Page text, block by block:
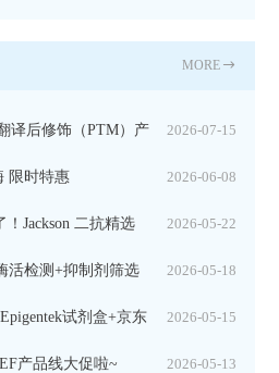
MORE
2026-07-15
译后修饰（PTM）产
2026-06-08
限时特惠
2026-05-22
Jackson 二抗精选
2026-05-18
活检测+抑制剂筛选
2026-05-15
试剂盒+京东
2026-05-13
产品线大促啦~